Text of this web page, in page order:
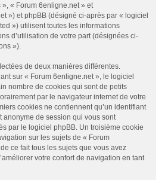
« Forum 6enligne.net » et
») et phpBB (désigné ci-après par « logiciel
») utilisent toutes les informations
d’utilisation de votre part (désignées ci-
»).
de deux manières différentes.
sur « Forum 6enligne.net », le logiciel
nombre de cookies qui sont de petits
par le navigateur internet de votre
cookies ne contiennent qu’un identifiant
anonyme de session qui vous sont
par le logiciel phpBB. Un troisième cookie
sur les sujets de « Forum
ce fait tous les sujets que vous avez
votre confort de navigation en tant